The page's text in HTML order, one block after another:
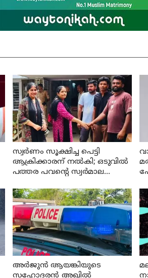
സ്വര്‍ണം സൂക്ഷിച്ച പെട്ടി
ആക്രിക്കാരന് നല്‍കി; ഒടുവില്‍
പത്തര പവന്റെ സ്വര്‍മാല
അര്‍ജുന്‍ ആയങ്കിയുടെ
സഹോദരന്‍ അഖില്‍